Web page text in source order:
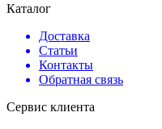
Каталог
Доставка
Статьи
Контакты
Обратная связь
Сервис клиента